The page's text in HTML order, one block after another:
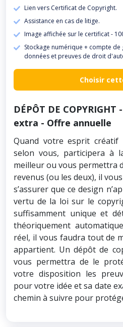
Lien vers Certificat de Copyright.
Assistance en cas de litige.
Image affichée sur le certificat -
Stockage numérique + compte
données et preuves de droit
Choisir
DÉPÔT DE
extra - Offre annuelle
Quand votre esprit créatif
selon vous, participera à
meilleur ou vous permettra
revenus (ou les deux), il
s’assurer que ce design
vertu de la loi sur le
suffisamment unique et
théoriquement
réel, il vous faudra tout de
appartient. Un dépôt de
vous permettra de le
votre disposition les
pour votre idée et sa date
chemin à suivre pour